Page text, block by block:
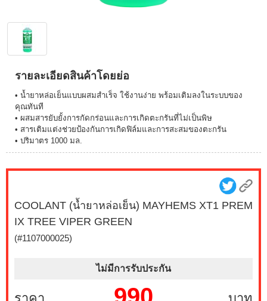
รายละเอียดสินค้าโดยย่อ
• น้ำยาหล่อเย็นแบบผสมสำเร็จ ใช้งานง่าย พร้อมเติมลงในระบบของ
คุณทันที
• ผสมสารยับยั้งการกัดกร่อนและการเกิดตะกรันที่ไม่เป็นพิษ
• สารเติมแต่งช่วยป้องกันการเกิดฟิล์มและการสะสมของตะกรัน
• ปริมาตร 1000 มล.
COOLANT (น้ำยาหล่อเย็น) MAYHEMS XT1 PREM
IX TREE VIPER GREEN
(#1107000025)
ไม่มีการรับประกัน